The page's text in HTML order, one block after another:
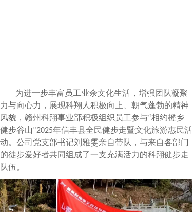
为进一步丰富员工业余文化生活，增强团队凝聚
力与向心力，展现科翔人积极向上、朝气蓬勃的精神
风貌，赣州科翔事业部积极组织员工参与“相约橙乡
健步谷山”2025年信丰县全民健步走暨文化旅游惠民活
动。公司党支部书记刘雅雯亲自带队，与来自各部门
的徒步爱好者共同组成了一支充满活力的科翔健步走
队伍。